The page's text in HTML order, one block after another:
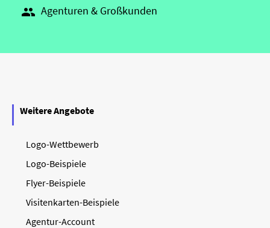
 Agenturen & Großkunden
Weitere Angebote
Logo-Wettbewerb
Logo-Beispiele
Flyer-Beispiele
Visitenkarten-Beispiele
Agentur-Account